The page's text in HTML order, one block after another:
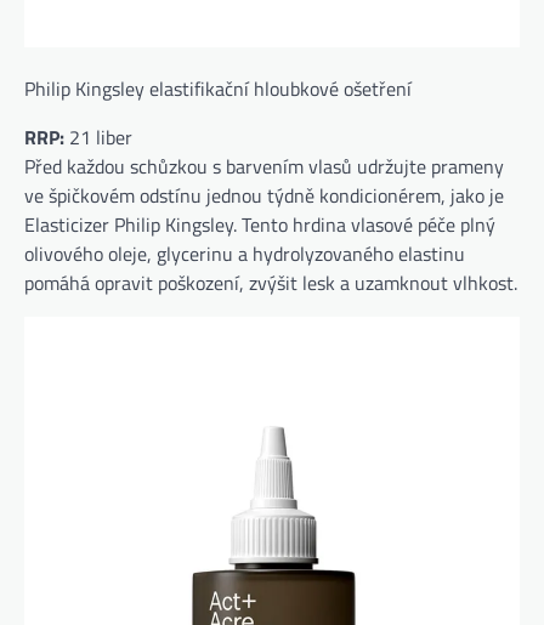
Philip Kingsley elastifikační hloubkové ošetření
RRP: 21 liber
Před každou schůzkou s barvením vlasů udržujte prameny
ve špičkovém odstínu jednou týdně kondicionérem, jako je
Elasticizer Philip Kingsley. Tento hrdina vlasové péče plný
olivového oleje, glycerinu a hydrolyzovaného elastinu
pomáhá opravit poškození, zvýšit lesk a uzamknout vlhkost.